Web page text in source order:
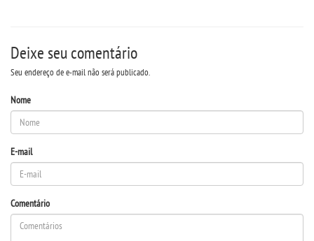
PORTAL DE PROFESSORES/ACADÊMICO
UNIESP
CONTATO
Deixe seu comentário
Seu endereço de e-mail não será publicado.
Nome
E-mail
Comentário